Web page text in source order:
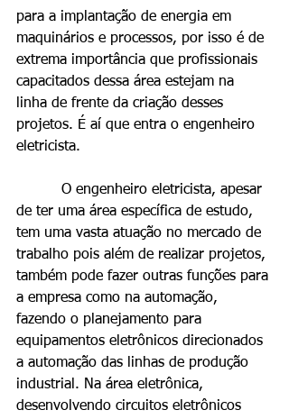
para a implantação de energia em
maquinários e processos, por isso é de
extrema importância que profissionais
capacitados dessa área estejam na
linha de frente da criação desses
projetos. É aí que entra o engenheiro
eletricista.
de ter uma área específica de estudo,
tem uma vasta atuação no mercado de
trabalho pois além de realizar projetos,
também pode fazer outras funções para
a empresa como na automação,
fazendo o planejamento para
equipamentos eletrônicos direcionados
a automação das linhas de produção
industrial. Na área eletrônica,
desenvolvendo circuitos eletrônicos